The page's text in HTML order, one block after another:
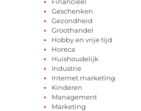
Geschenken
Gezondheid
Groothandel
Hobby en vrije tijd
Horeca
Huishoudelijk
Industrie
Internet marketing
Kinderen
Management
Marketing